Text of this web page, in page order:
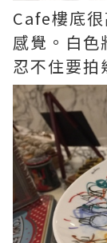
Cafe樓底
感覺。白色
忍不住要拍